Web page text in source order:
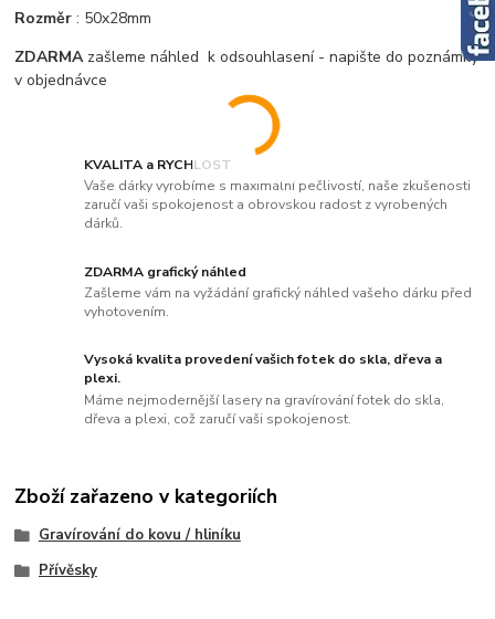
KVALITA a RYCHLOST
Vaše dárky vyrobíme s maximální pečlivostí, naše zkušenosti
zaručí vaši spokojenost a obrovskou radost z vyrobených
dárků.
ZDARMA grafický náhled
Zašleme vám na vyžádání grafický náhled vašeho dárku před
vyhotovením.
Vysoká kvalita provedení vašich fotek do skla, dřeva a
plexi.
Máme nejmodernější lasery na gravírování fotek do skla,
dřeva a plexi, což zaručí vaši spokojenost.
Rozměr: 50x28mm
ZDARMA zašleme náhled k odsouhlasení - napište do poznámky
v objednávce
Zboží zařazeno v kategoriích
Gravírování do kovu / hliníku
Přívěsky